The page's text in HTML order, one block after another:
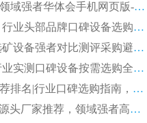
2026 铁矿磁选机靠谱厂家选购指南，领域强者华体会手机网页版-华体会(中国) 铁矿磁选机性价比高
2026 选矿老板必看永磁筒磁选机推荐 行业头部品牌口碑设备选购全攻略
2026 高分永磁筒式磁选机品牌推荐 选矿设备强者对比测评采购避坑全攻略
2026 国内平板磁选机靠谱厂家排名 行业实测口碑设备按需选购全指南
2026 滚筒式除铁永磁滚筒生产厂家推荐排名|行业口碑选购指南，领域强者源头厂商精选
2026磁选机公司排行榜选购指南|正规源头厂家推荐，领域强者高性价比靠谱信赖品牌